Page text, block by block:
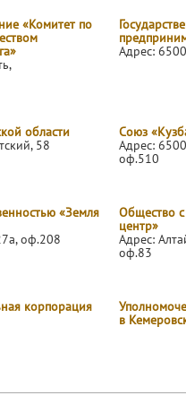
«Комитет по
Адрес:
области
58
Союз
Адрес:
оф.510
«Земля
оф.208
Общество
центр»
Адрес:
оф.83
корпорация
в